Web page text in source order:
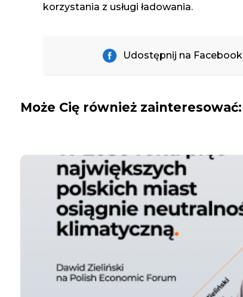
korzystania z usługi ładowania.
Udostępnij na Facebook
Może Cię również zainteresować: